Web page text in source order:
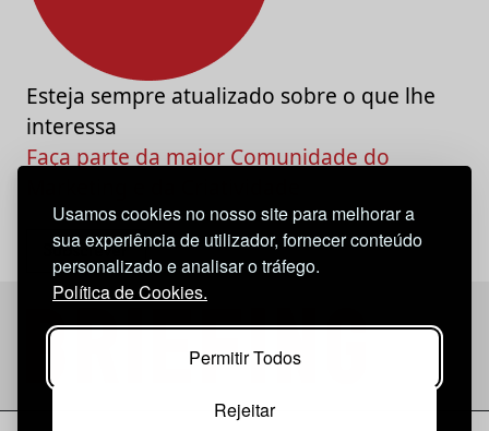
Usamos cookies no nosso site para melhorar a
sua experiência de utilizador, fornecer conteúdo
personalizado e analisar o tráfego.
Política de Cookies.
Permitir Todos
Rejeitar
Esteja sempre atualizado sobre o que lhe
interessa
Faça parte da maior Comunidade do